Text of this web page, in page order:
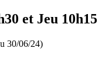
et Jeu 10h15
30/06/24)